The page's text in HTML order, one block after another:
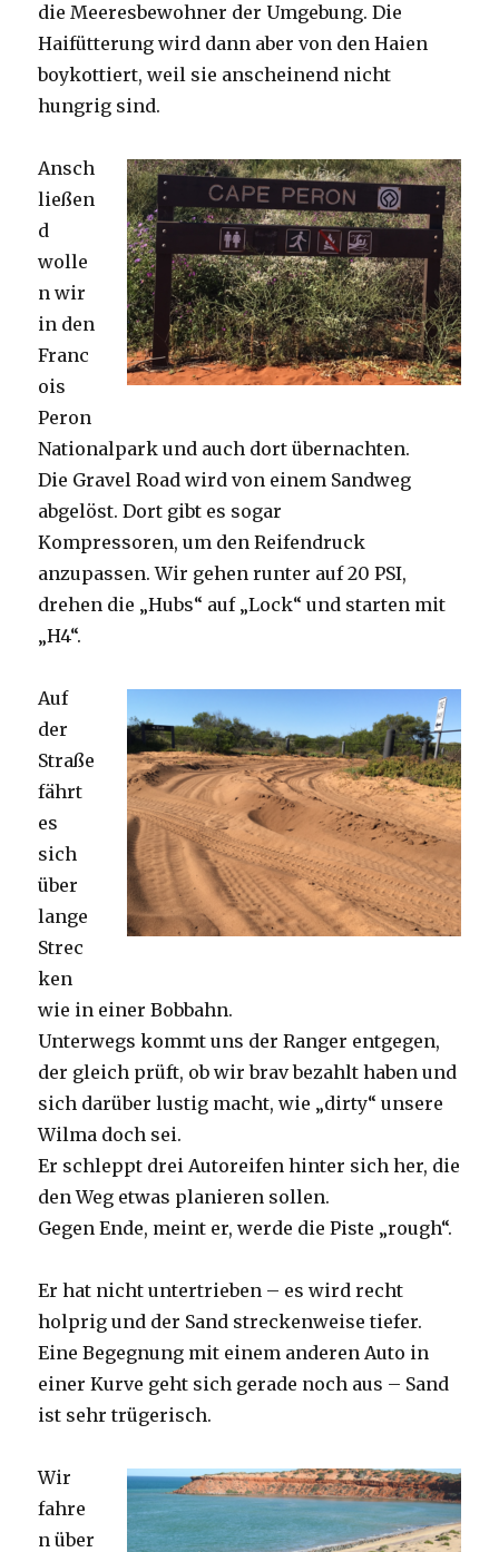
die Meeresbewohner der Umgebung. Die
Haifütterung wird dann aber von den Haien
boykottiert, weil sie anscheinend nicht
hungrig sind.
Ansch
ließen
d
wolle
n wir
in den
Franc
ois
Peron
Nationalpark und auch dort übernachten.
Die Gravel Road wird von einem Sandweg
abgelöst. Dort gibt es sogar
Kompressoren, um den Reifendruck
anzupassen. Wir gehen runter auf 20 PSI,
drehen die „Hubs“ auf „Lock“ und starten mit
„H4“.
Auf
der
Straße
fährt
es
sich
über
lange
Strec
ken
wie in einer Bobbahn.
Unterwegs kommt uns der Ranger entgegen,
der gleich prüft, ob wir brav bezahlt haben und
sich darüber lustig macht, wie „dirty“ unsere
Wilma doch sei.
Er schleppt drei Autoreifen hinter sich her, die
den Weg etwas planieren sollen.
Gegen Ende, meint er, werde die Piste „rough“.
Er hat nicht untertrieben – es wird recht
holprig und der Sand streckenweise tiefer.
Eine Begegnung mit einem anderen Auto in
einer Kurve geht sich gerade noch aus – Sand
ist sehr trügerisch.
Wir
fahre
n über